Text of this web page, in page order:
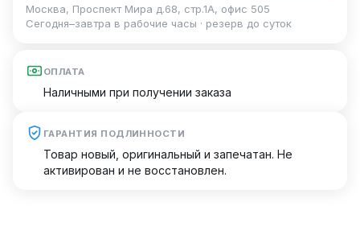
Москва, Проспект Мира д.68, стр.1А, офис 505
Сегодня–завтра в рабочие часы · резерв до суток
ОПЛАТА
Наличными при получении заказа
ГАРАНТИЯ ПОДЛИННОСТИ
Товар новый, оригинальный и запечатан. Не
активирован и не восстановлен.